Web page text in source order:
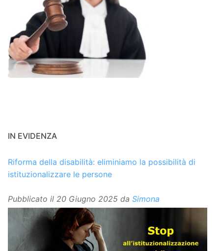
IN EVIDENZA
Riforma della disabilità: eliminiamo la possibilità di
istituzionalizzare le persone
Pubblicato il 20 Giugno 2025 da Simona